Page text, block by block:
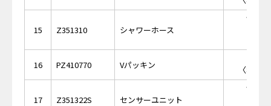
15 Z351310 シャワーホース
￥
16 PZ410770 Vパッキン
〈税抜
17 Z351322S センサーユニット
￥